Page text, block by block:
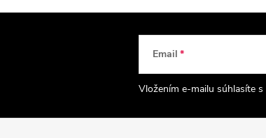
Email
Vložením e-mailu súhlasíte s